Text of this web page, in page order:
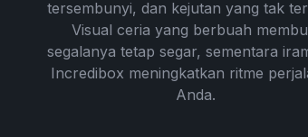
tersembunyi, dan kejutan yang tak
Visual ceria yang berbuah
segalanya tetap segar, sementara
Incredibox meningkatkan ritme
Anda.